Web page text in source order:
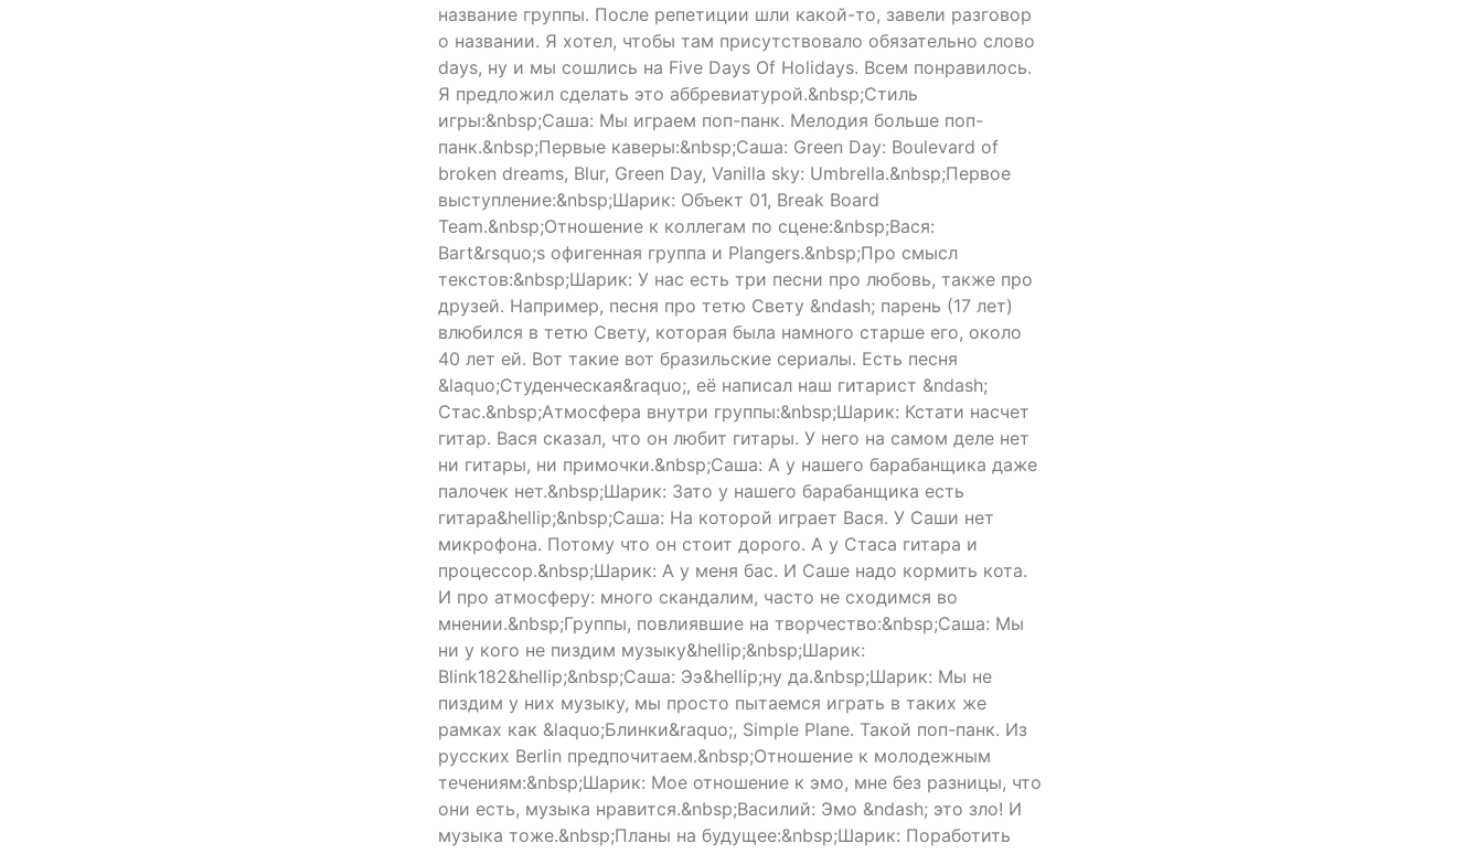
название группы. После репетиции шли какой-то, завели разговор
о названии. Я хотел, чтобы там присутствовало обязательно слово
days, ну и мы сошлись на Five Days Of Holidays. Всем понравилось.
Я предложил сделать это аббревиатурой.&nbsp;Стиль
игры:&nbsp;Саша: Мы играем поп-панк. Мелодия больше поп-
панк.&nbsp;Первые каверы:&nbsp;Саша: Green Day: Boulevard of
broken dreams, Blur, Green Day, Vanilla sky: Umbrella.&nbsp;Первое
выступление:&nbsp;Шарик: Объект 01, Break Board
Team.&nbsp;Отношение к коллегам по сцене:&nbsp;Вася:
Bart&rsquo;s офигенная группа и Plangers.&nbsp;Про смысл
текстов:&nbsp;Шарик: У нас есть три песни про любовь, также про
друзей. Например, песня про тетю Свету &ndash; парень (17 лет)
влюбился в тетю Свету, которая была намного старше его, около
40 лет ей. Вот такие вот бразильские сериалы. Есть песня
&laquo;Студенческая&raquo;, её написал наш гитарист &ndash;
Стас.&nbsp;Атмосфера внутри группы:&nbsp;Шарик: Кстати насчет
гитар. Вася сказал, что он любит гитары. У него на самом деле нет
ни гитары, ни примочки.&nbsp;Саша: А у нашего барабанщика даже
палочек нет.&nbsp;Шарик: Зато у нашего барабанщика есть
гитара&hellip;&nbsp;Саша: На которой играет Вася. У Саши нет
микрофона. Потому что он стоит дорого. А у Стаса гитара и
процессор.&nbsp;Шарик: А у меня бас. И Саше надо кормить кота.
И про атмосферу: много скандалим, часто не сходимся во
мнении.&nbsp;Группы, повлиявшие на творчество:&nbsp;Саша: Мы
ни у кого не пиздим музыку&hellip;&nbsp;Шарик:
Blink182&hellip;&nbsp;Саша: Ээ&hellip;ну да.&nbsp;Шарик: Мы не
пиздим у них музыку, мы просто пытаемся играть в таких же
рамках как &laquo;Блинки&raquo;, Simple Plane. Такой поп-панк. Из
русских Berlin предпочитаем.&nbsp;Отношение к молодежным
течениям:&nbsp;Шарик: Мое отношение к эмо, мне без разницы, что
они есть, музыка нравится.&nbsp;Василий: Эмо &ndash; это зло! И
музыка тоже.&nbsp;Планы на будущее:&nbsp;Шарик: Поработить